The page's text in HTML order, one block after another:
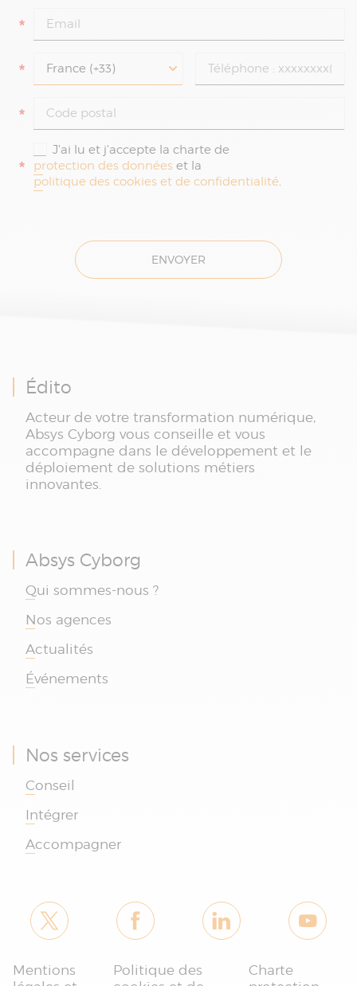
*
*
*
*
J'ai lu et j'accepte la charte de
protection des données et la
politique des cookies et de confidentialité.
ENVOYER
Édito
Acteur de votre transformation numérique,
Absys Cyborg vous conseille et vous
accompagne dans le développement et le
déploiement de solutions métiers
innovantes.
Absys Cyborg
Qui sommes-nous ?
Nos agences
Actualités
Événements
Nos services
Conseil
Intégrer
Accompagner
Mentions
Politique des
Charte
Je suis le chatbot